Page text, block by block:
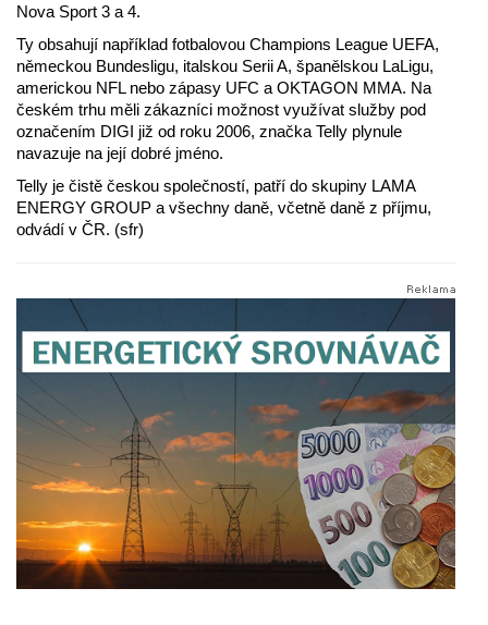
Nova Sport 3 a 4.
Ty obsahují například fotbalovou Champions League UEFA,
německou Bundesligu, italskou Serii A, španělskou LaLigu,
americkou NFL nebo zápasy UFC a OKTAGON MMA. Na
českém trhu měli zákazníci možnost využívat služby pod
označením DIGI již od roku 2006, značka Telly plynule
navazuje na její dobré jméno.
Telly je čistě českou společností, patří do skupiny LAMA
ENERGY GROUP a všechny daně, včetně daně z příjmu,
odvádí v ČR. (sfr)